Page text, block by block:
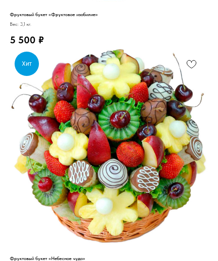
Фруктовый букет «Фруктовое изобилие»
Вес: 3,1 кг.
5 500 ₽
Хит
Фруктовый букет «Небесное чудо»